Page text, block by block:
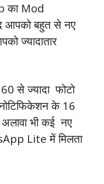
का Mod
बहुत से नए
ज्यादातार
से ज्यादा फोटो
के 16
भी कई नए
Lite में मिलता